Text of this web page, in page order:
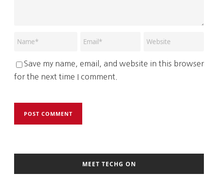
Save my name, email, and website in this browser
for the next time I comment.
MEET TECHG ON